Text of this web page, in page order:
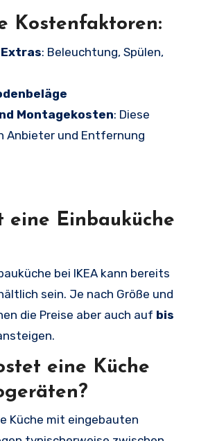
Kostenfaktoren:
: Beleuchtung, Spülen,
Montagekosten: Diese
Anbieter und Entfernung
eine Einbauküche
bei IKEA kann bereits
sein. Je nach Größe und
die Preise aber auch auf bis
eine Küche
Küche mit eingebauten